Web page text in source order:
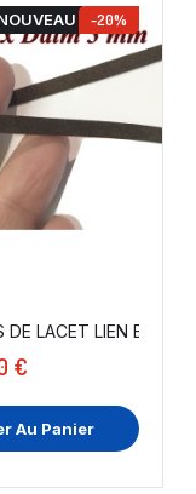
-20%
DE LACET LIEN EN
€
Au Panier